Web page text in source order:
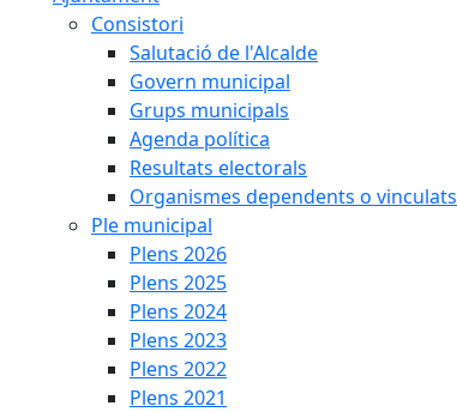
Consistori
Salutació de l'Alcalde
Govern municipal
Grups municipals
Agenda política
Resultats electorals
Organismes dependents o vinculats
Ple municipal
Plens 2026
Plens 2025
Plens 2024
Plens 2023
Plens 2022
Plens 2021